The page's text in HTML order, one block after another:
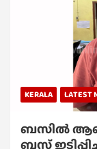
KERALA LATEST
ബസിൽ
ബസ്